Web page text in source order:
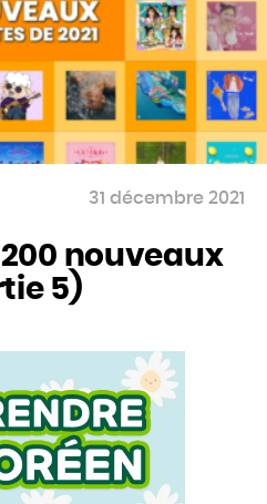
200 nouveaux
5)
31 décembre 2021